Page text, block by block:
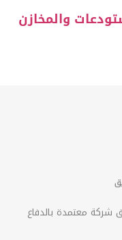
والمخازن
شركة معتمدة بالدفاع